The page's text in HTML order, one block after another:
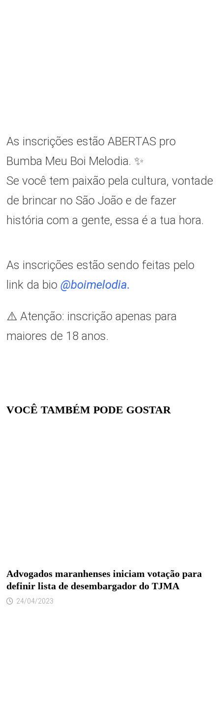
As inscrições estão ABERTAS pro
Bumba Meu Boi Melodia. ✨
Se você tem paixão pela cultura, vontade
de brincar no São João e de fazer
história com a gente, essa é a tua hora.
As inscrições estão sendo feitas pelo
link da bio @boimelodia.
⚠️ Atenção: inscrição apenas para
maiores de 18 anos.
VOCÊ TAMBÉM PODE GOSTAR
Advogados maranhenses iniciam votação para
definir lista de desembargador do TJMA
24/04/2023